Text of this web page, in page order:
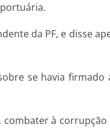
da PF, e disse
se havia
à